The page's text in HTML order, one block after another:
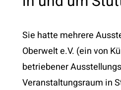
Sie hatte mehrere
Oberwelt e.V. (ein von
betriebener
Veranstaltungsraum in